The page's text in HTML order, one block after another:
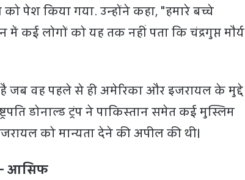
पेश किया गया. उन्होंने कहा, "हमारे बच्चे
कई लोगों को यह तक नहीं पता कि चंद्रगुप्त मौर्य
वह पहले से ही अमेरिका और इजरायल के मुद्दे
डोनाल्ड ट्रंप ने पाकिस्तान समेत कई मुस्लिम
को मान्यता देने की अपील की थी।
आसिफ